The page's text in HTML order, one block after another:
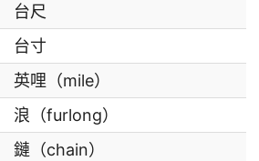
台尺
台寸
英哩（mile）
浪（furlong）
鏈（chain）